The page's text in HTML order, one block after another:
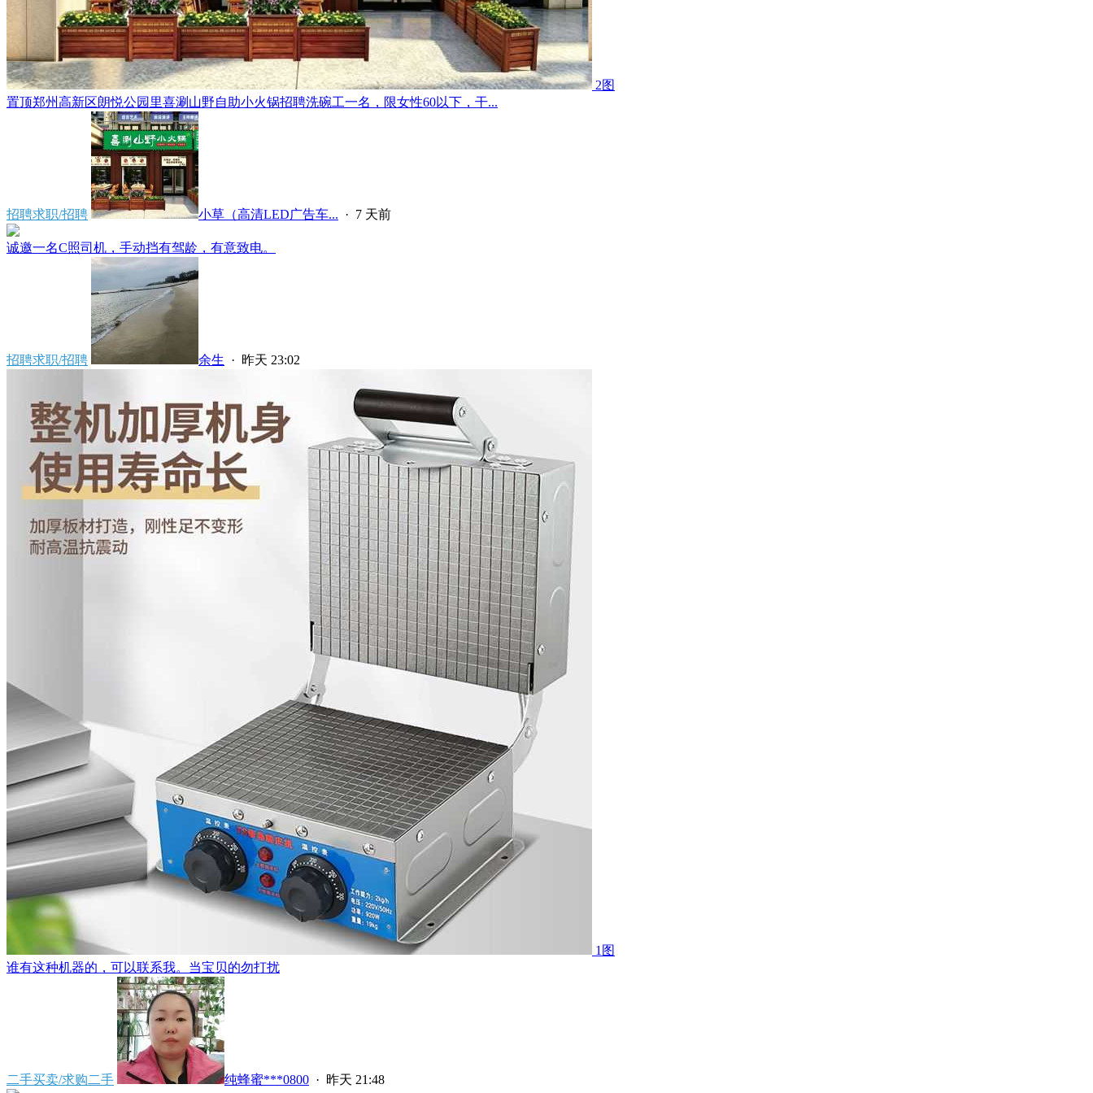
2图
置顶郑州高新区朗悦公园里喜涮山野自助小火锅招聘洗碗工一名，限女性60以下，干...
招聘求职/招聘 小草（高清LED广告车... · 7 天前
诚邀一名C照司机，手动挡有驾龄，有意致电。
招聘求职/招聘 余生 · 昨天 23:02
1图
谁有这种机器的，可以联系我。当宝贝的勿打扰
二手买卖/求购二手 纯蜂蜜***0800 · 昨天 21:48